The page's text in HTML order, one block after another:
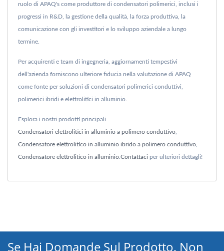
ruolo di APAQ's come produttore di condensatori polimerici, inclusi i
progressi in R&D, la gestione della qualità, la forza produttiva, la
comunicazione con gli investitori e lo sviluppo aziendale a lungo
termine.
Per acquirenti e team di ingegneria, aggiornamenti tempestivi
dell'azienda forniscono ulteriore fiducia nella valutazione di APAQ
come fonte per soluzioni di condensatori polimerici conduttivi,
polimerici ibridi e elettrolitici in alluminio.
Esplora i nostri prodotti principali
Condensatori elettrolitici in alluminio a polimero conduttivo
Condensatore elettrolitico in alluminio ibrido a polimero conduttivo
Condensatore elettrolitico in alluminio Contattaci per ulteriori dettagli!
Se Hai Domande Sul Prodotto, Non